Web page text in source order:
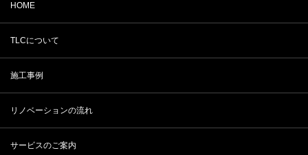
HOME
TLCについて
施工事例
リノベーションの流れ
サービスのご案内